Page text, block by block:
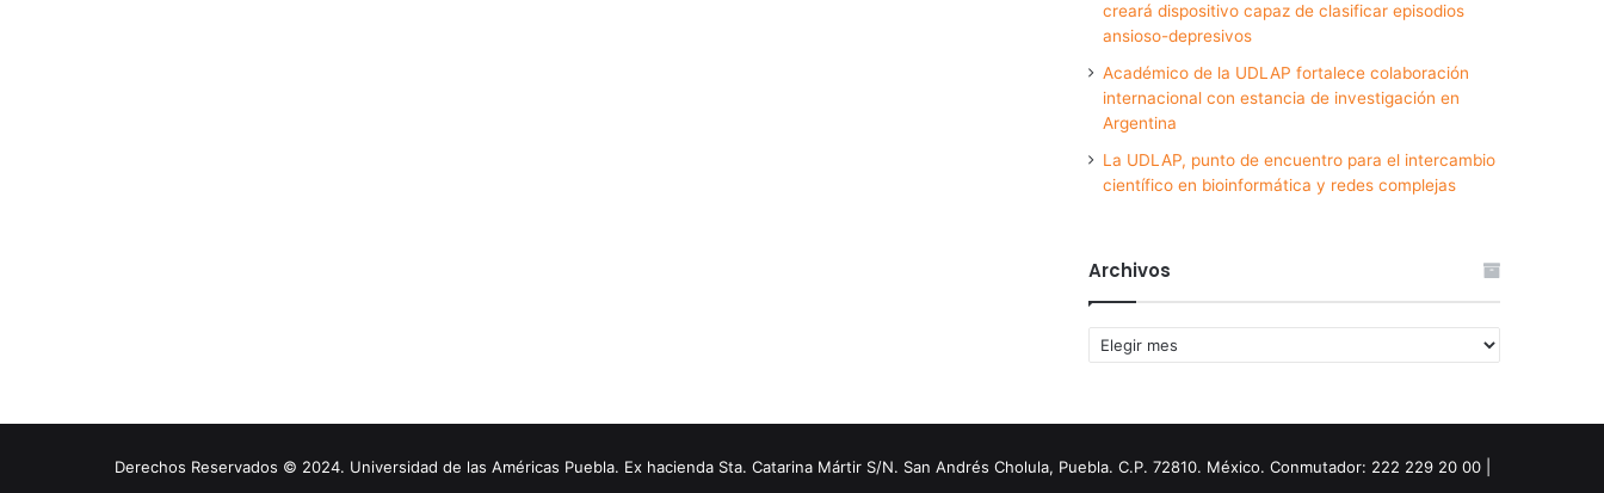
creará dispositivo capaz de clasificar episodios
ansioso-depresivos
Académico de la UDLAP fortalece colaboración
internacional con estancia de investigación en
Argentina
La UDLAP, punto de encuentro para el intercambio
científico en bioinformática y redes complejas
Archivos
Archivos
Derechos Reservados © 2024. Universidad de las Américas Puebla. Ex hacienda Sta. Catarina Mártir S/N. San Andrés Cholula, Puebla. C.P. 72810. México. Conmutador: 222 229 20 00 |